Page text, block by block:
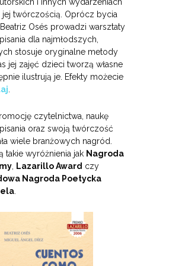
jej twórczością. Oprócz bycia
Osés prowadzi warsztaty
dla najmłodszych,
stosuje oryginalne metody
jej zajęć dzieci tworzą własne
ilustrują je. Efekty możecie
czytelnictwa, naukę
oraz swoją twórczość
wiele branżowych nagród.
takie wyróżnienia jak Nagroda
Lazarillo Award czy
Nagroda Poetycka